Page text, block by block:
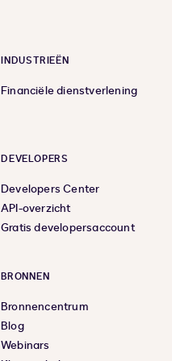
INDUSTRIEËN
Financiële dienstverlening
DEVELOPERS
Developers Center
API-overzicht
Gratis developersaccount
BRONNEN
Bronnencentrum
Blog
Webinars